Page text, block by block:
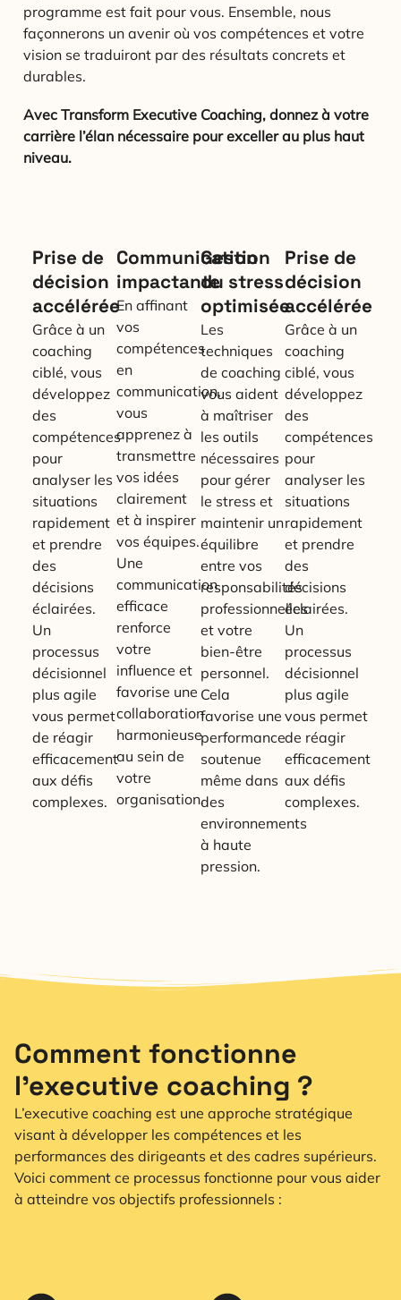
programme est fait pour vous. Ensemble, nous
façonnerons un avenir où vos compétences et votre
vision se traduiront par des résultats concrets et
durables.
Avec Transform Executive Coaching, donnez à votre
carrière l’élan nécessaire pour exceller au plus haut
niveau.
Prise de
décision
accélérée
Grâce à un
coaching
ciblé, vous
développez
des
compétences
pour
analyser les
situations
rapidement
et prendre
des
décisions
éclairées.
Un
processus
décisionnel
plus agile
vous permet
de réagir
efficacement
aux défis
complexes.
Communication
impactante
En affinant
vos
compétences
en
communication,
vous
apprenez à
transmettre
vos idées
clairement
et à inspirer
vos équipes.
Une
communication
efficace
renforce
votre
influence et
favorise une
collaboration
harmonieuse
au sein de
votre
organisation.
Gestion
du stress
optimisée
Les
techniques
de coaching
vous aident
à maîtriser
les outils
nécessaires
pour gérer
le stress et
maintenir un
équilibre
entre vos
responsabilités
professionnelles
et votre
bien-être
personnel.
Cela
favorise une
performance
soutenue
même dans
des
environnements
à haute
pression.
Prise de
décision
accélérée
Grâce à un
coaching
ciblé, vous
développez
des
compétences
pour
analyser les
situations
rapidement
et prendre
des
décisions
éclairées.
Un
processus
décisionnel
plus agile
vous permet
de réagir
efficacement
aux défis
complexes.
Comment fonctionne
l’executive coaching ?
L’executive coaching est une approche stratégique
visant à développer les compétences et les
performances des dirigeants et des cadres supérieurs.
Voici comment ce processus fonctionne pour vous aider
à atteindre vos objectifs professionnels :